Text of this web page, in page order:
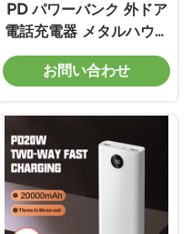
PD パワーバンク 外ドア
電話充電器 メタルハウジ
ング 汎用互換性
お問い合わせ